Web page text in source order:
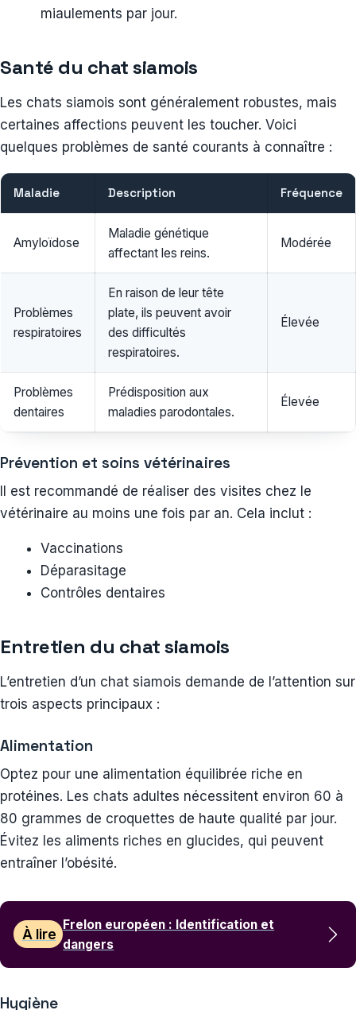
miaulements par jour.
Santé du chat siamois
Les chats siamois sont généralement robustes, mais
certaines affections peuvent les toucher. Voici
quelques problèmes de santé courants à connaître :
Maladie Description Fréquence
Amyloïdose
Maladie génétique
affectant les reins.
Modérée
Problèmes
respiratoires
En raison de leur tête
plate, ils peuvent avoir
des difficultés
respiratoires.
Élevée
Problèmes
dentaires
Prédisposition aux
maladies parodontales.
Élevée
Prévention et soins vétérinaires
Il est recommandé de réaliser des visites chez le
vétérinaire au moins une fois par an. Cela inclut :
Vaccinations
Déparasitage
Contrôles dentaires
Entretien du chat siamois
L’entretien d’un chat siamois demande de l’attention sur
trois aspects principaux :
Alimentation
Optez pour une alimentation équilibrée riche en
protéines. Les chats adultes nécessitent environ 60 à
80 grammes de croquettes de haute qualité par jour.
Évitez les aliments riches en glucides, qui peuvent
entraîner l’obésité.
À lire
Frelon européen : Identification et
dangers
Hygiène